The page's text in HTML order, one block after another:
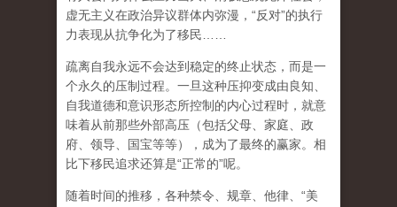
虚无主义在政治异议群体内弥漫， “反对”的执行
力表现从抗争化为了移民
疏离自我永远不会达到稳定的终止状态，而是一
个永久的压制过程。一旦这种压抑变成由良知、
自我道德和意识形态所控制的内心过程时，就意
味着从前那些外部高压（包括父母、家庭、政
府、领导、国宝等等），成为了最终的赢家。相
比下移民追求还算是“正常的”呢。
随着时间的推移，各种禁令、规章、他律、 “美